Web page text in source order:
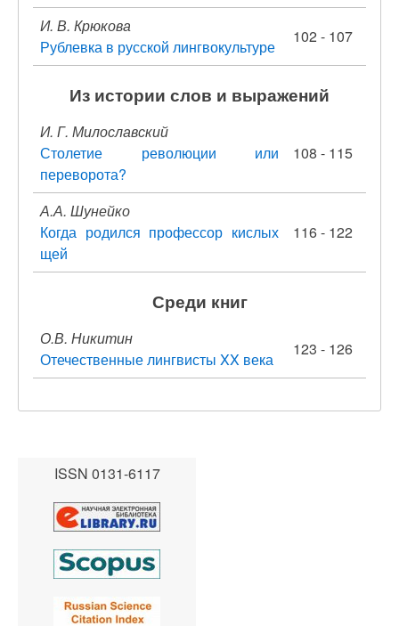
И. В. Крюкова
Рублевка в русской лингвокультуре
102 - 107
Из истории слов и выражений
И. Г. Милославский
Столетие революции или
переворота?
108 - 115
А.А. Шунейко
Когда родился профессор кислых
щей
116 - 122
Среди книг
О.В. Никитин
Отечественные лингвисты XX века
123 - 126
ISSN 0131-6117